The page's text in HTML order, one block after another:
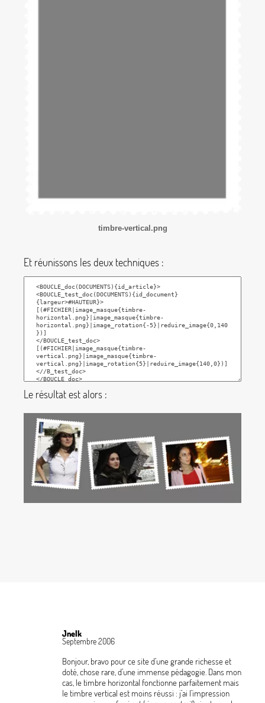
timbre-vertical.png
Et réunissons les deux techniques :
Le résultat est alors :
Jnelk
Septembre 2006
Bonjour, bravo pour ce site d’une grande richesse et
doté, chose rare, d’une immense pédagogie. Dans mon
cas, le timbre horizontal fonctionne parfaitement mais
le timbre vertical est moins réussi : j’ai l’impression